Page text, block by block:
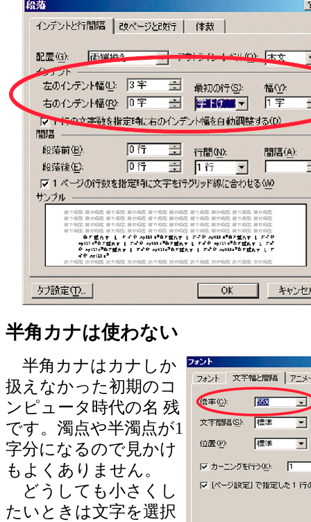
半角カナは使わない
半角カナはカナしか
扱えなかった初期のコ
ンピュータ時代の名 残
です。濁点や半濁点が1
字分になるので見かけ
もよくありません。
どうしても小さくし
たいときは文字を選択